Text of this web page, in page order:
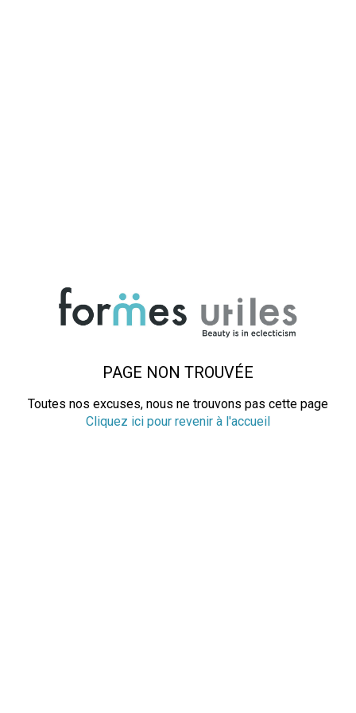
PAGE NON TROUVÉE
Toutes nos excuses, nous ne trouvons pas cette page
Cliquez ici pour revenir à l'accueil